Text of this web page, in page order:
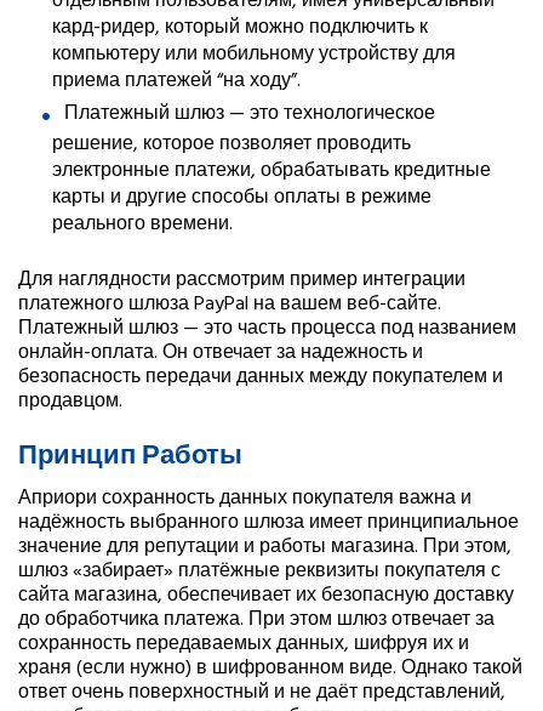
кард-ридер, который можно подключить к
компьютеру или мобильному устройству для
приема платежей “на ходу”.
Платежный шлюз — это технологическое
решение, которое позволяет проводить
электронные платежи, обрабатывать кредитные
карты и другие способы оплаты в режиме
реального времени.
Для наглядности рассмотрим пример интеграции
платежного шлюза PayPal на вашем веб-сайте.
Платежный шлюз — это часть процесса под названием
онлайн-оплата. Он отвечает за надежность и
безопасность передачи данных между покупателем и
продавцом.
Принцип Работы
Априори сохранность данных покупателя важна и
надёжность выбранного шлюза имеет принципиальное
значение для репутации и работы магазина. При этом,
шлюз «забирает» платёжные реквизиты покупателя с
сайта магазина, обеспечивает их безопасную доставку
до обработчика платежа. При этом шлюз отвечает за
сохранность передаваемых данных, шифруя их и
храня (если нужно) в шифрованном виде. Однако такой
ответ очень поверхностный и не даёт представлений,